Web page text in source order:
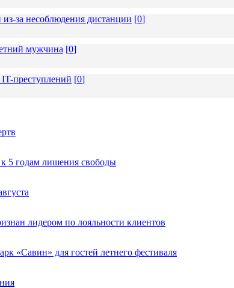
за несоблюдения дистанции [0]
мужчина [0]
преступлений [0]
5 годам лишения свободы
лидером по лояльности клиентов
«Савин» для гостей летнего фестиваля